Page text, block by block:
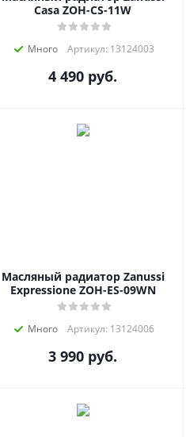
Casa ZOH-CS-11W
Много Артикул: 13124003
4 490 руб.
Масляный радиатор Zanussi
Expressione ZOH-ES-09WN
Много Артикул: 13124006
3 990 руб.